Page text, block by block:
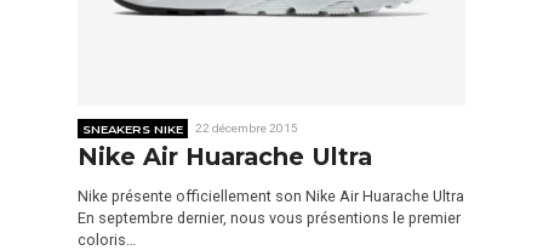
SNEAKERS NIKE 22 décembre 2015
Nike Air Huarache Ultra
Nike présente officiellement son Nike Air Huarache Ultra
En septembre dernier, nous vous présentions le premier
coloris…